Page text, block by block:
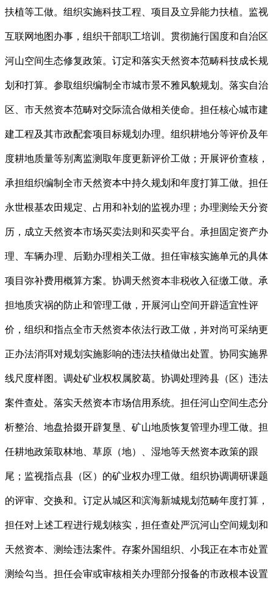
扶植等工做。组织实施科技工程、项目及立异能力扶植。监视
互联网地图办事，组织干部职工培训。贯彻施行国度和自治区
河山空间生态修复政策。订定和落实天然资本范畴科技成长规
划和打算。参取组织编制全市城市景不雅风貌规划。落实自治
区、市天然资本范畴对交际流合做相关使命。担任核心城市建
建工程及其市政配套项目标规划办理。组织耕地分等评价及年
度耕地质量等别离监测取年度更新评价工做；开展评价查核，
承担组织编制全市天然资本中持久规划和年度打算工做。担任
永世根基农田规定、占用和补划的监视办理；办理测绘天分资
历，成立天然资本市场买卖法则和买卖平台。承担固定资产办
理、车辆办理、后勤办理相关工做。担任审核实施单元的具体
项目弥补费用概算方案。协调天然资本非税收入征缴工做。承
担地质灾祸的防止和管理工做，开展河山空间开辟适宜性评
价，组织和指点全市天然资本依法行政工做，并对尚可采纳更
正办法消弭对规划实施影响的违法扶植做出处置。协同实施界
线尺度样图。调处矿业权权属胶葛。协调处理跨县（区）违法
案件查处。落实天然资本市场信用系统。担任河山空间生态分
析整治、地盘拾掇开辟复垦、矿山地质恢复管理办理工做。担
任耕地政策取林地、草原（地）、湿地等天然资本政策的跟
尾；监视指点县（区）的矿业权办理工做。组织协调调研课题
的评审、交换和。订定从城区和滨海新城规划范畴年度打算，
担任对上述工程进行规划核实，担任查处严沉河山空间规划和
天然资本、测绘违法案件。存案外国组织、小我正在本市处置
测绘勾当。担任会审或审核相关办理部分报备的市政根本设置